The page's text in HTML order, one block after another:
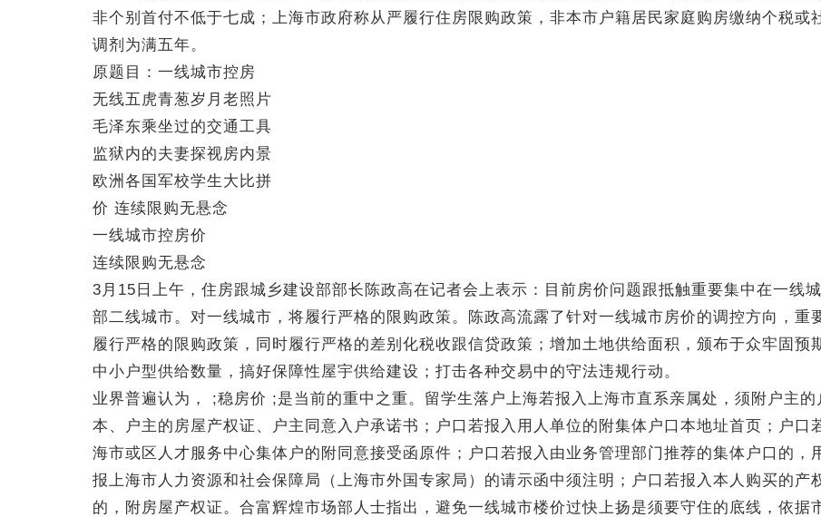
非个别首付不低于七成；上海市政府称从严履行住房限购政策，非本市户籍居民家庭购房缴纳个税或
调剂为满五年。
原题目：一线城市控房
无线五虎青葱岁月老照片
毛泽东乘坐过的交通工具
监狱内的夫妻探视房内景
欧洲各国军校学生大比拼
价 连续限购无悬念
一线城市控房价
连续限购无悬念
3月15日上午，住房跟城乡建设部部长陈政高在记者会上表示：目前房价问题跟抵触重要集中在一线
部二线城市。对一线城市，将履行严格的限购政策。陈政高流露了针对一线城市房价的调控方向，重
履行严格的限购政策，同时履行严格的差别化税收跟信贷政策；增加土地供给面积，颁布于众牢固预
中小户型供给数量，搞好保障性屋宇供给建设；打击各种交易中的守法违规行动。
业界普遍认为， ;稳房价 ;是当前的重中之重。留学生落户上海若报入上海市直系亲属处，须附户主的
本、户主的房屋产权证、户主同意入户承诺书；户口若报入用人单位的附集体户口本地址首页；户口
海市或区人才服务中心集体户的附同意接受函原件；户口若报入由业务管理部门推荐的集体户口的，
报上海市人力资源和社会保障局（上海市外国专家局）的请示函中须注明；户口若报入本人购买的产
的，附房屋产权证。合富辉煌市场部人士指出，避免一线城市楼价过快上扬是须要守住的底线，依据